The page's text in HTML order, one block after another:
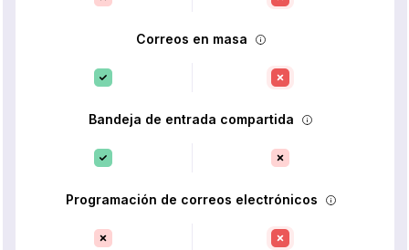
Correos en masa
Bandeja de entrada compartida
Programación de correos electrónicos